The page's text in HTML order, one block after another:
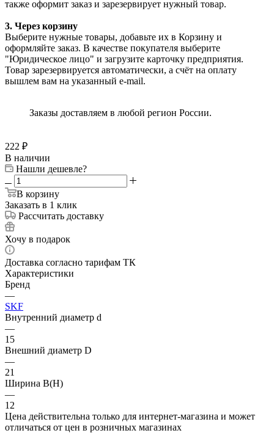
также оформит заказ и зарезервирует нужный товар.
3. Через корзину
Выберите нужные товары, добавьте их в Корзину и
оформляйте заказ. В качестве покупателя выберите
"Юридическое лицо" и загрузите карточку предприятия.
Товар зарезервируется автоматически, а счёт на оплату
вышлем вам на указанный e-mail.
Заказы доставляем в любой регион России.
222 ₽
В наличии
Нашли дешевле?
В корзину
Заказать в 1 клик
Рассчитать доставку
Хочу в подарок
Доставка согласно тарифам ТК
Характеристики
Бренд
—
SKF
Внутренний диаметр d
—
15
Внешний диаметр D
—
21
Ширина B(H)
—
12
Цена действительна только для интернет-магазина и может
отличаться от цен в розничных магазинах